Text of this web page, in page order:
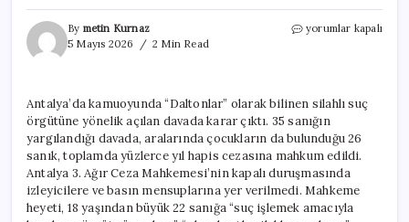
By metin Kurnaz
5 Mayıs 2026
2 Min Read
“Daltonlar”
Verildi
için
yorumlar kapalı
Antalya’da kamuoyunda “Daltonlar” olarak bilinen silahlı suç
örgütüne yönelik açılan davada karar çıktı. 35 sanığın
yargılandığı davada, aralarında çocukların da bulunduğu 26
sanık, toplamda yüzlerce yıl hapis cezasına mahkum edildi.
Antalya 3. Ağır Ceza Mahkemesi’nin kapalı duruşmasında
izleyicilere ve basın mensuplarına yer verilmedi. Mahkeme
heyeti, 18 yaşından büyük 22 sanığa “suç işlemek amacıyla